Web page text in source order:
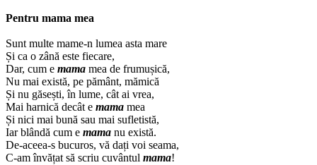
Pentru mama mea
Sunt multe mame-n lumea asta mare
Și ca o zână este fiecare,
Dar, cum e mama mea de frumușică,
Nu mai există, pe pământ, mămică
Și nu găsești, în lume, cât ai vrea,
Mai harnică decât e mama mea
Și nici mai bună sau mai sufletistă,
Iar blândă cum e mama nu există.
De-aceea-s bucuros, vă dați voi seama,
C-am învățat să scriu cuvântul mama!